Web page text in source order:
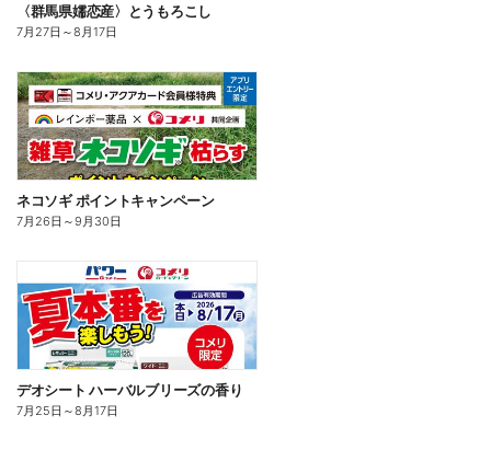
〈群馬県嬬恋産〉とうもろこし
7月27日 ～8月17日
ネコソギ ポイントキャンペーン
7月26日 ～9月30日
デオシート ハーバルブリーズの香り
7月25日 ～8月17日